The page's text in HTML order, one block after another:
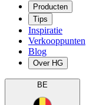
Producten
Tips
Inspiratie
Verkooppunten
Blog
Over HG
BE